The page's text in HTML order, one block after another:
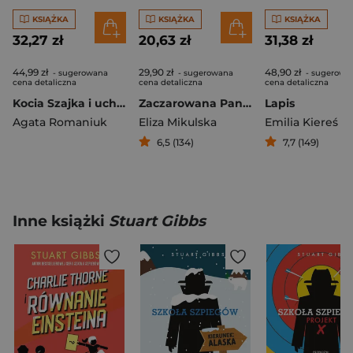
KSIĄŻKA
32,27 zł
44,99 zł - sugerowana
cena detaliczna
Kocia Szajka i ucho różowego jelenia
Agata Romaniuk
KSIĄŻKA
20,63 zł
29,90 zł - sugerowana
cena detaliczna
Zaczarowana Pani bibliotekarka
Eliza Mikulska
6,5 (134)
KSIĄŻKA
31,38 zł
48,90 zł -
cena detaliczna
Lapis
Emilia Kiereś
7,7 (149)
Inne książki Stuart Gibbs